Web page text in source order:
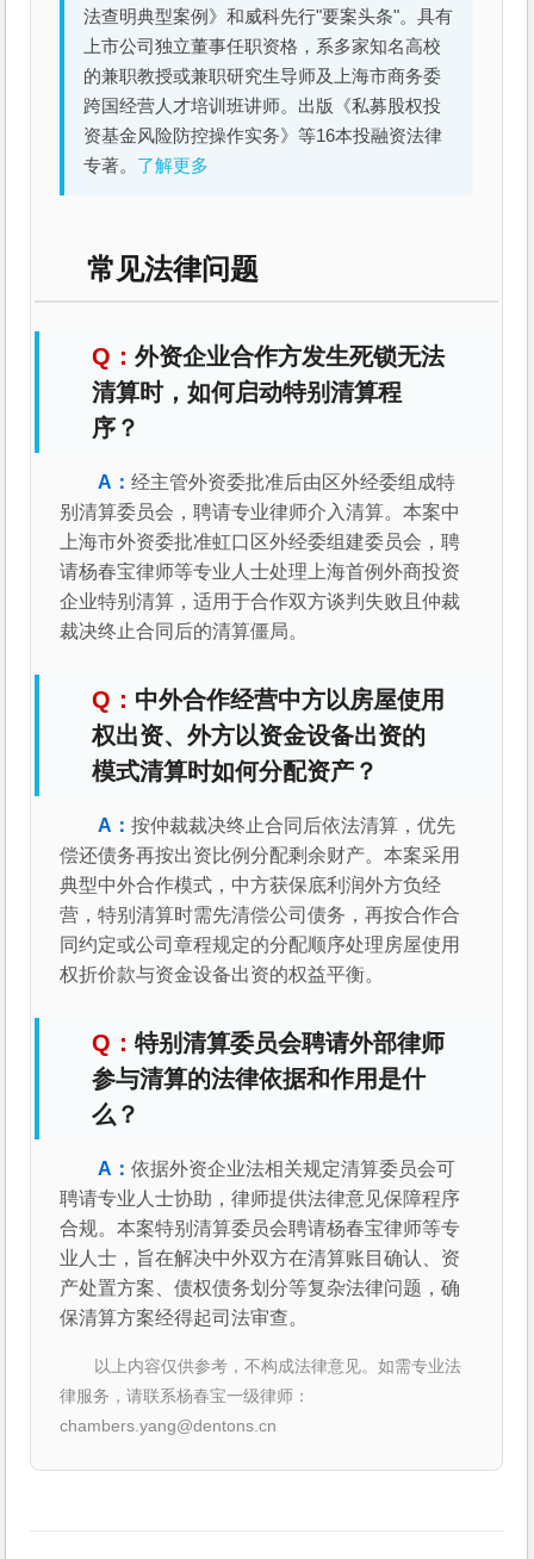
法查明典型案例》和威科先行"要案头条"。具有
上市公司独立董事任职资格，系多家知名高校
的兼职教授或兼职研究生导师及上海市商务委
跨国经营人才培训班讲师。出版《私募股权投
资基金风险防控操作实务》等16本投融资法律
专著。 了解更多
常见法律问题
外资企业合作方发生死锁无法
清算时，如何启动特别清算程
序？
经主管外资委批准后由区外经委组成特
别清算委员会，聘请专业律师介入清算。本案中
上海市外资委批准虹口区外经委组建委员会，聘
请杨春宝律师等专业人士处理上海首例外商投资
企业特别清算，适用于合作双方谈判失败且仲裁
裁决终止合同后的清算僵局。
中外合作经营中方以房屋使用
权出资、外方以资金设备出资的
模式清算时如何分配资产？
按仲裁裁决终止合同后依法清算，优先
偿还债务再按出资比例分配剩余财产。本案采用
典型中外合作模式，中方获保底利润外方负经
营，特别清算时需先清偿公司债务，再按合作合
同约定或公司章程规定的分配顺序处理房屋使用
权折价款与资金设备出资的权益平衡。
特别清算委员会聘请外部律师
参与清算的法律依据和作用是什
么？
依据外资企业法相关规定清算委员会可
聘请专业人士协助，律师提供法律意见保障程序
合规。本案特别清算委员会聘请杨春宝律师等专
业人士，旨在解决中外双方在清算账目确认、资
产处置方案、债权债务划分等复杂法律问题，确
保清算方案经得起司法审查。
以上内容仅供参考，不构成法律意见。如需专业法
律服务，请联系杨春宝一级律师：
chambers.yang@dentons.cn